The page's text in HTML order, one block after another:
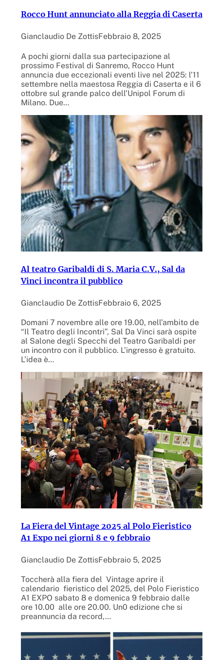
Rocco Hunt annunciato alla Reggia di Caserta
Gianclaudio De ZottisFebbraio 8, 2025
A pochi giorni dalla sua partecipazione al
prossimo Festival di Sanremo, Rocco Hunt
annuncia due eccezionali eventi live nel 2025: l’11
settembre nella maestosa Reggia di Caserta e il 6
ottobre sul grande palco dell’Unipol Forum di
Milano. Due…
Al teatro Garibaldi di S. Maria C.V., Sal da
Vinci incontra il pubblico
Gianclaudio De ZottisFebbraio 6, 2025
Domani 7 novembre alle ore 19.00, nell’ambito de
“Il Teatro degli Incontri”, Sal Da Vinci sarà ospite
al Salone degli Specchi del Teatro Garibaldi per
un incontro con il pubblico. L’ingresso è gratuito.
L’idea è…
La Fiera del Vintage 2025 al Polo Fieristico
A1 Expo nei giorni 8 e 9 febbraio
Gianclaudio De ZottisFebbraio 5, 2025
Toccherà alla fiera del Vintage aprire il
calendario fieristico del 2025, del Polo Fieristico
A1 EXPO sabato 8 e domenica 9 febbraio dalle
ore 10.00 alle ore 20.00. Un0 edizione che si
preannuncia da record,…